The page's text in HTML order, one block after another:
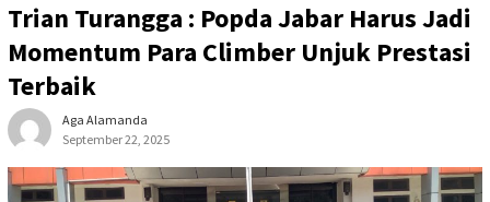
Trian Turangga : Popda Jabar Harus Jadi
Momentum Para Climber Unjuk Prestasi
Terbaik
Aga Alamanda
September 22, 2025